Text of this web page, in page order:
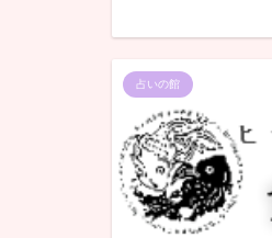
占いの館